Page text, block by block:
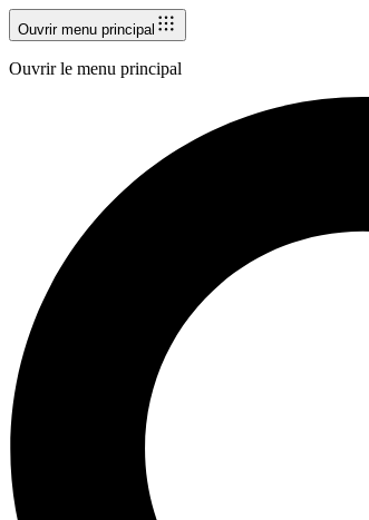
Ouvrir menu principal
Ouvrir le menu principal